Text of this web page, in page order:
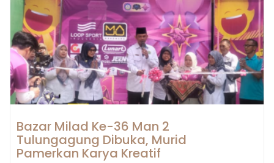
Bazar Milad Ke-36 Man 2
Tulungagung Dibuka, Murid
Pamerkan Karya Kreatif